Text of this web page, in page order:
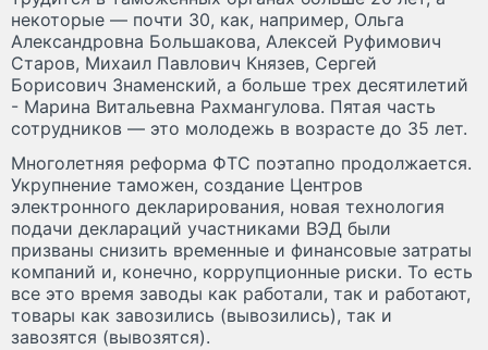
некоторые — почти 30, как, например, Ольга
Александровна Большакова, Алексей Руфимович
Старов, Михаил Павлович Князев, Сергей
Борисович Знаменский, а больше трех десятилетий
- Марина Витальевна Рахмангулова. Пятая часть
сотрудников — это молодежь в возрасте до 35 лет.
Многолетняя реформа ФТС поэтапно продолжается.
Укрупнение таможен, создание Центров
электронного декларирования, новая технология
подачи деклараций участниками ВЭД были
призваны снизить временные и финансовые затраты
компаний и, конечно, коррупционные риски. То есть
все это время заводы как работали, так и работают,
товары как завозились (вывозились), так и
завозятся (вывозятся).